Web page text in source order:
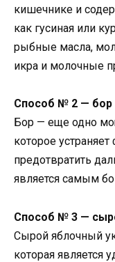
кишечнике и
как гусиная или
рыбные масла,
икра и молочные
Способ № 2 — бор
Бор — еще одно
которое
предотвратить
является самым
Способ № 3 —
Сырой яблочный
которая является